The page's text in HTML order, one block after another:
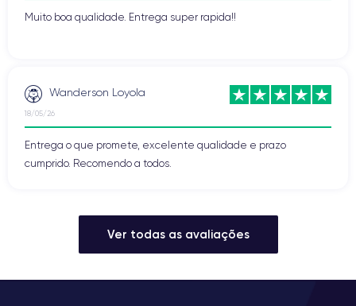
Muito boa qualidade. Entrega super rapida!!
Wanderson Loyola
18/05/26
Entrega o que promete, excelente qualidade e prazo
cumprido. Recomendo a todos.
Ver todas as avaliações